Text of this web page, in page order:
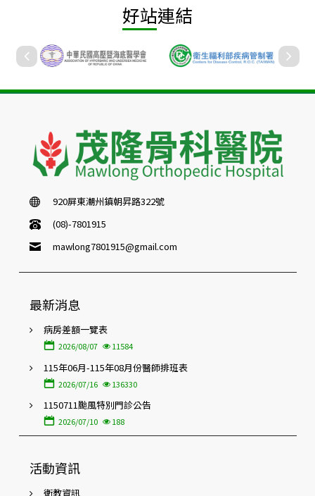
好站連結
920屏東潮州鎮朝昇路322號
(08)-7801915
mawlong7801915@gmail.com
最新消息
病房差額一覽表
2026/08/07 11584
115年06月-115年08月份醫師排班表
2026/07/16 136330
1150711颱風特別門診公告
2026/07/10 188
活動資訊
衛教資訊